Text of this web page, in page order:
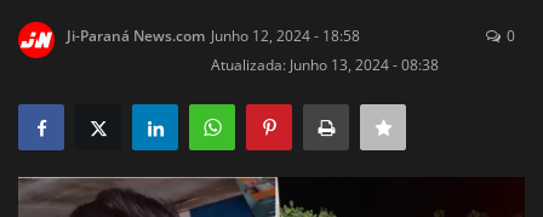
Notícias do Mundo
Política
Ji-Paraná News.com Junho 12, 2024 - 18:58
Atualizada: Junho 13, 2024 - 08:38
0